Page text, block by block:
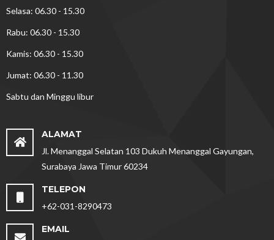
Selasa: 06.30 - 15.30
Rabu: 06.30 - 15.30
Kamis: 06.30 - 15.30
Jumat: 06.30 - 11.30
Sabtu dan Minggu libur
ALAMAT
Jl. Menanggal Selatan 103 Dukuh Menanggal Gayungan,
Surabaya Jawa Timur 60234
TELEPON
+62-031-8290473
EMAIL